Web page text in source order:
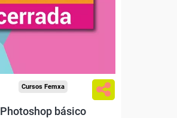
Cursos Femxa
Photoshop básico